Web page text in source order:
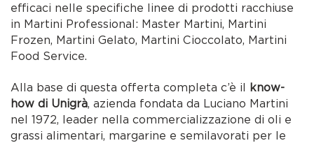
efficaci nelle specifiche linee di prodotti racchiuse
in Martini Professional: Master Martini, Martini
Frozen, Martini Gelato, Martini Cioccolato, Martini
Food Service.
Alla base di questa offerta completa c’è il know-
how di Unigrà, azienda fondata da Luciano Martini
nel 1972, leader nella commercializzazione di oli e
grassi alimentari, margarine e semilavorati per le